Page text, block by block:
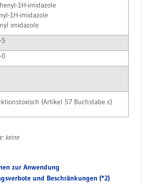
1H-imidazole
1H-imidazole
imidazole
5
0
(Artikel 57 Buchstabe c)
keine
zur Anwendung
und Beschränkungen (*2)